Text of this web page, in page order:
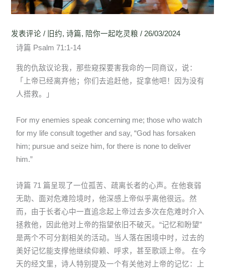
发表评论 / 旧约,诗篇, 陪你一起吃灵粮 / 26/03/2024
诗篇 Psalm 71:1-14
我的仇敌议论我，那些窥探要害我命的一同商议，说：
「上帝已经离弃他；你们去追赶他，捉拿他吧！因为没有
人搭救。」
For my enemies speak concerning me; those who watch
for my life consult together and say, “God has forsaken
him; pursue and seize him, for there is none to deliver
him.”
诗篇 71 篇呈现了一位孤苦、疏离长者的心声。在他衰弱
无助、面对危难险境时，他深感上帝似乎离他很远。然
而，由于长者心中一直追念起上帝过去多次在危难时介入
拯救他，因此他对上帝的指望依旧不破灭。“记忆和盼望”
是两个不可分割相关的活动。当人落在困境中时，过去的
美好记忆能支撑他继续仰赖、呼求，甚至歌颂上帝。 在今
天的经文里，诗人特别提及一个有关他对上帝的记忆：上